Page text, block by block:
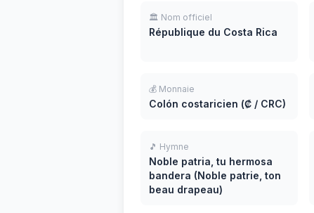
🏛️ Nom officiel
République du Costa Rica
💰 Monnaie
Colón costaricien (₡ / CRC)
🎵 Hymne
Noble patria, tu hermosa
bandera (Noble patrie, ton
beau drapeau)